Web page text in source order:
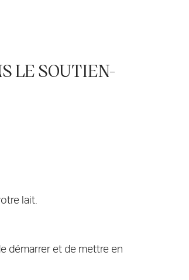
LE SOUTIEN-
lait.
démarrer et de mettre en